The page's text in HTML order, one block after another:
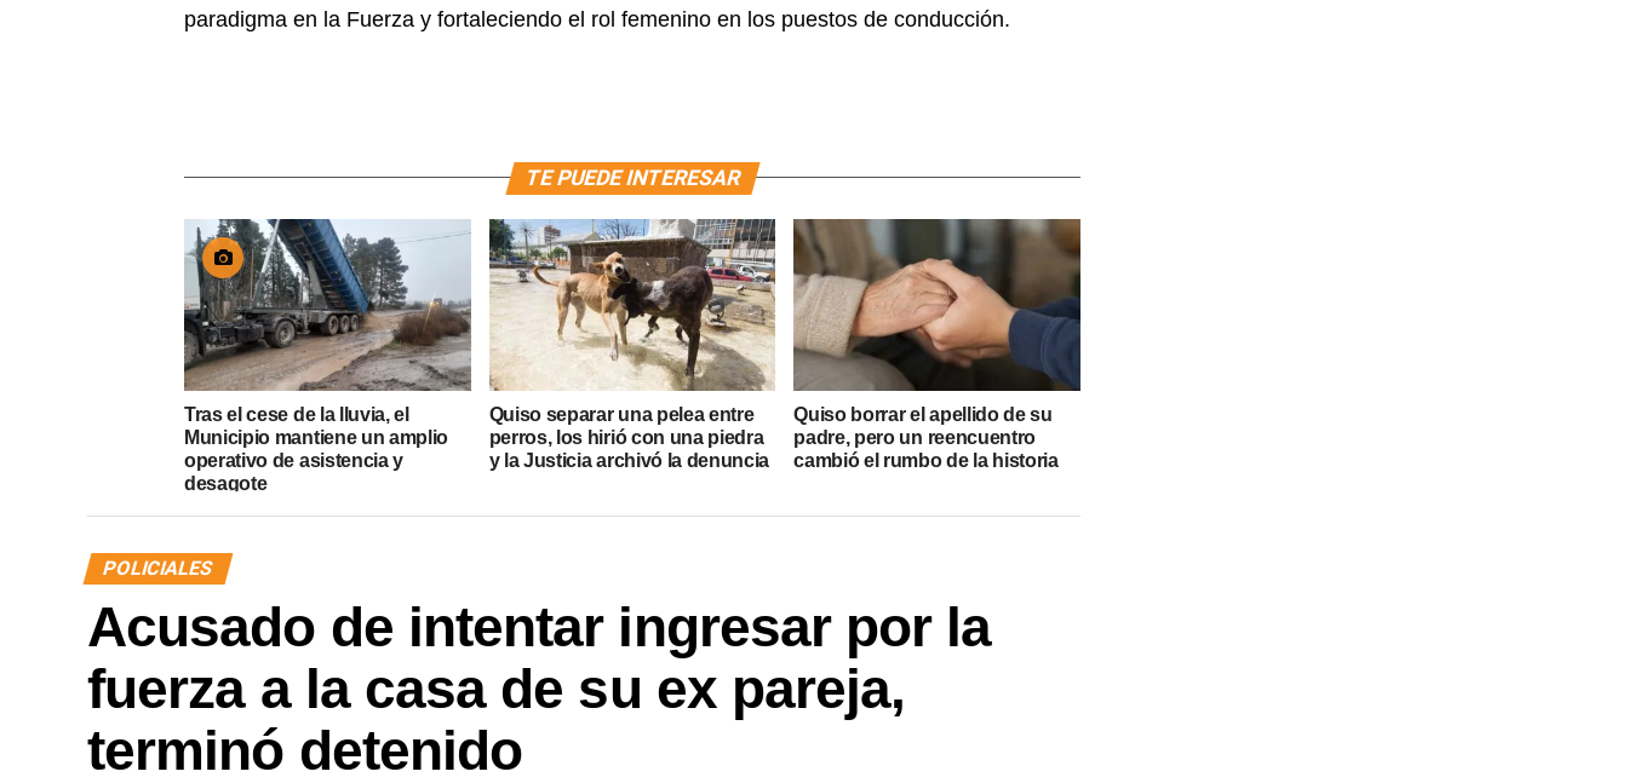
paradigma en la Fuerza y fortaleciendo el rol femenino en los puestos de conducción.
TE PUEDE INTERESAR
Tras el cese de la lluvia, el
Municipio mantiene un amplio
operativo de asistencia y
desagote
Quiso separar una pelea entre
perros, los hirió con una piedra
y la Justicia archivó la denuncia
Quiso borrar el apellido de su
padre, pero un reencuentro
cambió el rumbo de la historia
POLICIALES
Acusado de intentar ingresar por la
fuerza a la casa de su ex pareja,
terminó detenido